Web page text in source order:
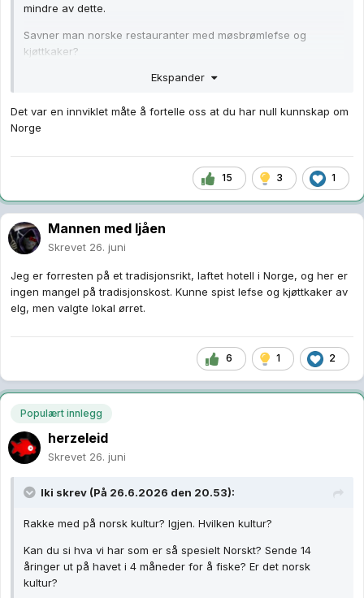
mindre av dette.
Savner man norske restauranter med møsbrømlefse og
kjøttkaker?
Ekspander
Det var en innviklet måte å fortelle oss at du har null kunnskap om
Norge
15 3 1
Mannen med ljåen
Skrevet 26. juni
Jeg er forresten på et tradisjonsrikt, laftet hotell i Norge, og her er
ingen mangel på tradisjonskost. Kunne spist lefse og kjøttkaker av
elg, men valgte lokal ørret.
6 1 2
Populært innlegg
herzeleid
Skrevet 26. juni
Iki skrev (På 26.6.2026 den 20.53):
Rakke med på norsk kultur? Igjen. Hvilken kultur?
Kan du si hva vi har som er så spesielt Norskt? Sende 14
åringer ut på havet i 4 måneder for å fiske? Er det norsk
kultur?